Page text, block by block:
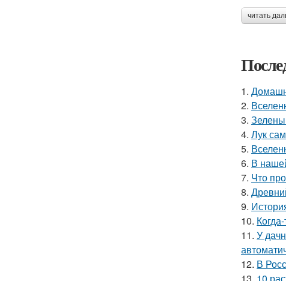
читать
1.
2.
3.
4. Лук
5.
6. В
7. Что
8.
9.
10.
11. У
12. В